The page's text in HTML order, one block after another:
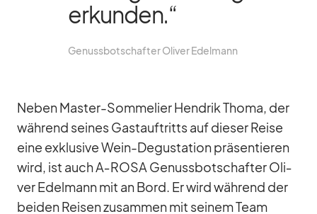
er­kun­den.“
Ge­nuss­bot­schaf­ter Oli­ver Edel­mann
Ne­ben Mas­ter-Som­me­lier Hen­drik Thoma, der
wäh­rend sei­nes Gast­auf­tritts auf die­ser Reise
eine ex­klu­sive Wein-De­gus­ta­tion prä­sen­tie­ren
wird, ist auch A‑ROSA Ge­nuss­bot­schaf­ter Oli­
ver Edel­mann mit an Bord. Er wird wäh­rend der
bei­den Rei­sen zu­sam­men mit sei­nem Team